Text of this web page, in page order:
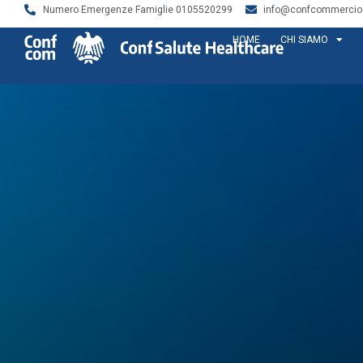
Numero Emergenze Famiglie 0105520299
HOME CHI SIAMO